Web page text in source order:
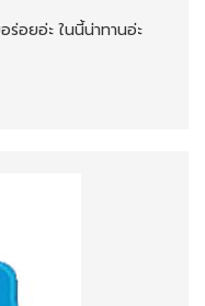
อยอ่ะ ในนี้น่าทานอ่ะ